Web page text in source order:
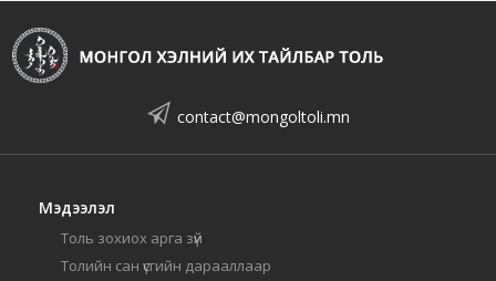
contact@mongoltoli.mn
Мэдээлэл
Толь зохиох арга зүй
Толийн сан үсгийн дарааллаар